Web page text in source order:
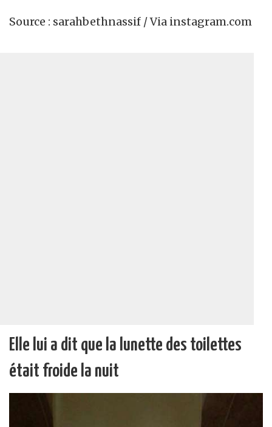
Source : sarahbethnassif / Via instagram.com
Elle lui a dit que la lunette des toilettes
était froide la nuit